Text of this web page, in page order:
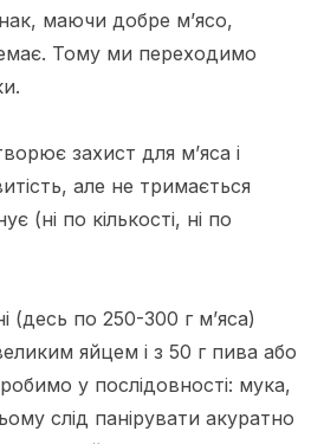
маючи добре м’ясо,
Тому ми переходимо
захист для м’яса і
але не тримається
(ні по кількості, ні по
(десь по 250-300 г м’яса)
яйцем і з 50 г пива або
у послідовності: мука,
слід панірувати акуратно